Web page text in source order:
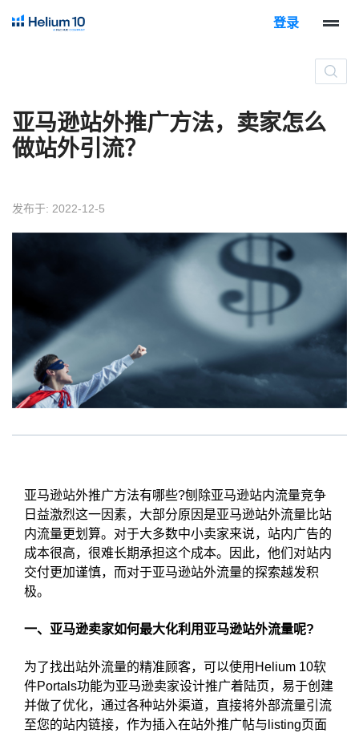
登录
亚马逊站外推广方法，卖家怎么
做站外引流？
发布于: 2022-12-5
亚马逊站外推广方法有哪些?刨除亚马逊站内流量竞争
日益激烈这一因素，大部分原因是亚马逊站外流量比站
内流量更划算。对于大多数中小卖家来说，站内广告的
成本很高，很难长期承担这个成本。因此，他们对站内
交付更加谨慎，而对于亚马逊站外流量的探索越发积
极。
一、亚马逊卖家如何最大化利用亚马逊站外流量呢?
为了找出站外流量的精准顾客，可以使用Helium 10软
件Portals功能为亚马逊卖家设计推广着陆页，易于创建
并做了优化，通过各种站外渠道，直接将外部流量引流
至您的站内链接，作为插入在站外推广帖与listing页面